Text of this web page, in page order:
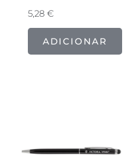
5,28 €
ADICIONAR